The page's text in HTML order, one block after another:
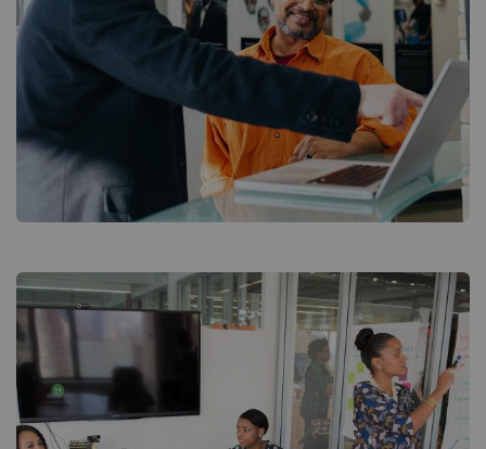
Digital Analysis
Facilitation